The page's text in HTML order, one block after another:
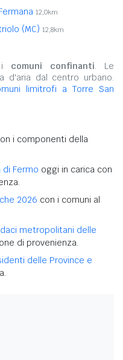
12,0km
(MC) 12,8km
i comuni confinanti. Le
d'aria dal centro urbano.
limitrofi a Torre San
i componenti della
di Fermo oggi in carica con
2026 con i comuni al
metropolitani delle
di provenienza.
delle Province e